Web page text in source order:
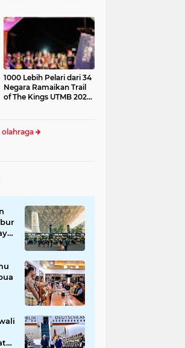
1000 Lebih Pelari dari 34
Negara Ramaikan Trail
of The Kings UTMB 2026
olahraga